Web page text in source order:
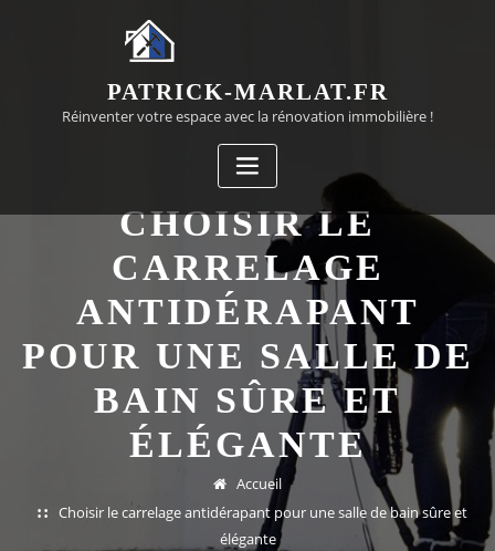
PATRICK-MARLAT.FR
Réinventer votre espace avec la rénovation immobilière !
CHOISIR LE
CARRELAGE
ANTIDÉRAPANT
POUR UNE SALLE DE
BAIN SÛRE ET
ÉLÉGANTE
Accueil
Choisir le carrelage antidérapant pour une salle de bain sûre et
élégante